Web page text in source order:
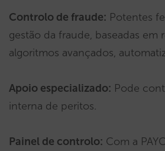
Controlo de fraude: Potentes
gestão da fraude, baseadas em
algoritmos avançados,
Apoio especializado: Pode
interna de peritos.
Painel de controlo: Com a